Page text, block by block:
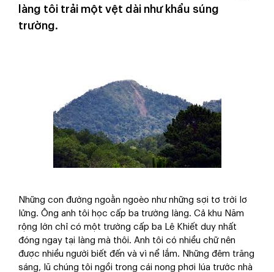
làng tôi trải một vệt dài như khẩu súng
trường.
Những con đường ngoằn ngoèo như những sợi tơ trời lơ
lửng. Ông anh tôi học cấp ba trường làng. Cả khu Năm
rộng lớn chỉ có một trường cấp ba Lê Khiết duy nhất
đóng ngay tại làng mà thôi. Anh tôi có nhiều chữ nên
được nhiều người biết đến và vì nể lắm. Những đêm trăng
sáng, lũ chúng tôi ngồi trong cái nong phơi lúa trước nhà